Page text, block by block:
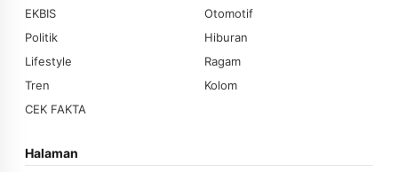
EKBIS
Otomotif
Politik
Hiburan
Lifestyle
Ragam
Tren
Kolom
CEK FAKTA
Halaman